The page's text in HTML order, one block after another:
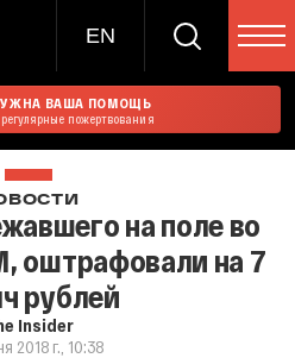
EN
ВАША ПОМОЩЬ
пожертвования
на поле во
оштрафовали на 7
рублей
Insider
2018 г., 10:38